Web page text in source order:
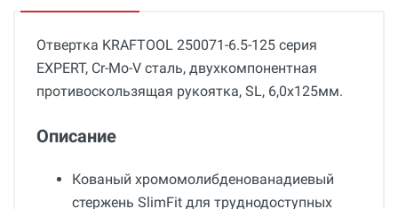
Отвертка KRAFTOOL 250071-6.5-125 серия
EXPERT, Cr-Mo-V сталь, двухкомпонентная
противоскользящая рукоятка, SL, 6,0x125мм.
Описание
Кованый хромомолибденованадиевый
стержень SlimFit для труднодоступных